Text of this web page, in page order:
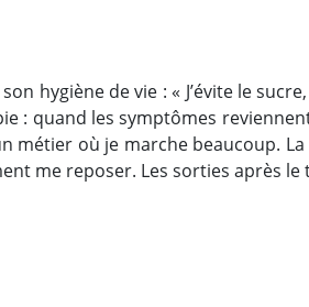
hygiène de vie : « J’évite le
quand les symptômes
métier où je marche beaucoup.
me reposer. Les sorties après le